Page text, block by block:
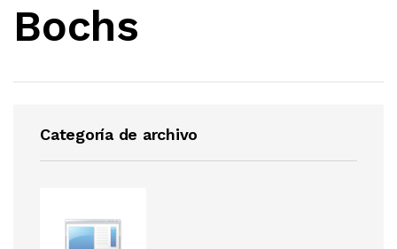
Bochs
Categoría de archivo